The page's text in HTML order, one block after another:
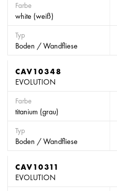
Farbe
white (weiß)
Typ
Boden / Wandfliese
CAV10348
EVOLUTION
Farbe
titanium (grau)
Typ
Boden / Wandfliese
CAV10311
EVOLUTION